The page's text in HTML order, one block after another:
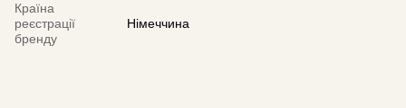
Країна
реєстрації
бренду
Німеччина